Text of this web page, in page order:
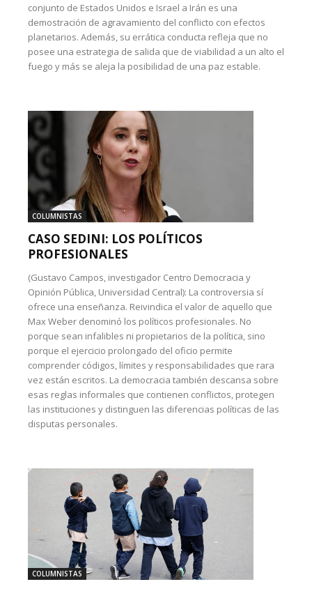
conjunto de Estados Unidos e Israel a Irán es una
demostración de agravamiento del conflicto con efectos
planetarios. Además, su errática conducta refleja que no
posee una estrategia de salida que de viabilidad a un alto el
fuego y más se aleja la posibilidad de una paz estable.
COLUMNISTAS
CASO SEDINI: LOS POLÍTICOS
PROFESIONALES
(Gustavo Campos, investigador Centro Democracia y
Opinión Pública, Universidad Central): La controversia sí
ofrece una enseñanza. Reivindica el valor de aquello que
Max Weber denominó los políticos profesionales. No
porque sean infalibles ni propietarios de la política, sino
porque el ejercicio prolongado del oficio permite
comprender códigos, límites y responsabilidades que rara
vez están escritos. La democracia también descansa sobre
esas reglas informales que contienen conflictos, protegen
las instituciones y distinguen las diferencias políticas de las
disputas personales.
COLUMNISTAS